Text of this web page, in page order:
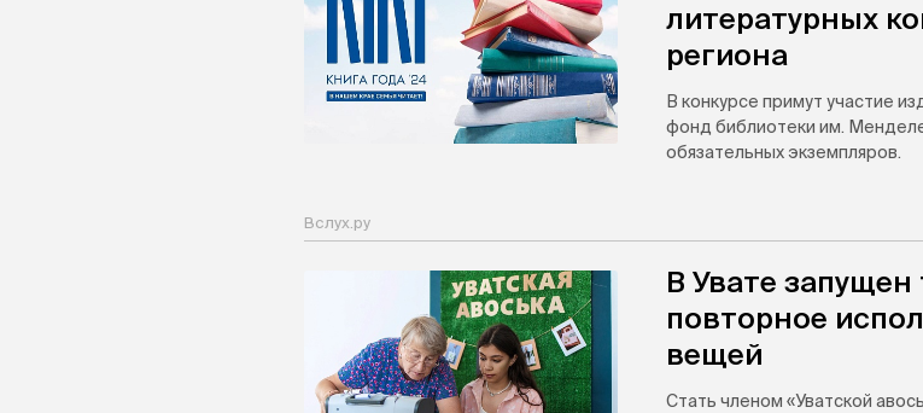
литературных
региона
В конкурсе примут участие
фонд библиотеки им.
обязательных экземпляров.
Вслух.ру
В Увате запущен
повторное
вещей
Стать членом «Уватской